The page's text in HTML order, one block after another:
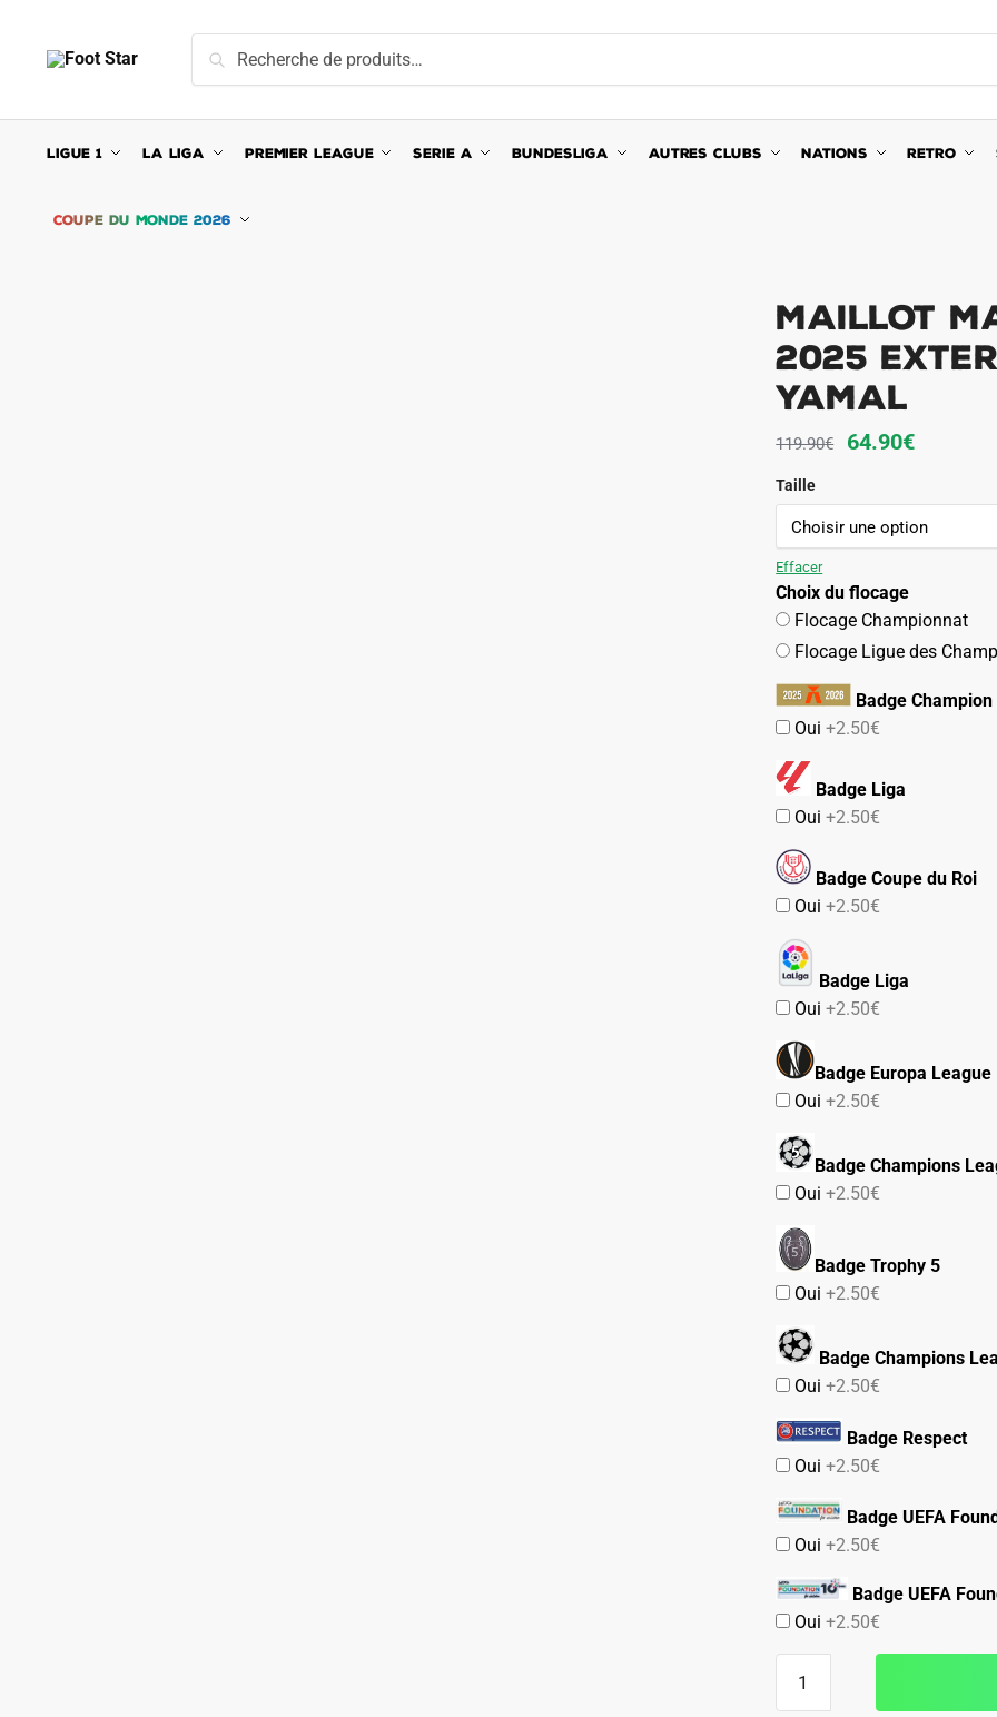
navigation
content
pour :
Recherche
LIGUE 1 LA LIGA PREMIER LEAGUE SERIE A BUNDESLIGA AUTRES CLUBS NATIONS RETRO
COUPE DU MONDE 2026
Maillot
2025
Yamal
119.90€
Le
initial
était :
64.90€Le
actuel
est :
Taille
Effacer
Choix du flocage
Flocage Championnat
Flocage Ligue des
Badge
Oui+2.50€
Badge Liga
Oui+2.50€
Badge Coupe du Roi
Oui+2.50€
Badge Liga
Oui+2.50€
Badge Europa League
Oui+2.50€
Badge Champions
Oui+2.50€
Badge Trophy 5
Oui+2.50€
Badge Champions
Oui+2.50€
Badge Respect
Oui+2.50€
Badge UEFA
Oui+2.50€
Badge UEFA
Oui+2.50€